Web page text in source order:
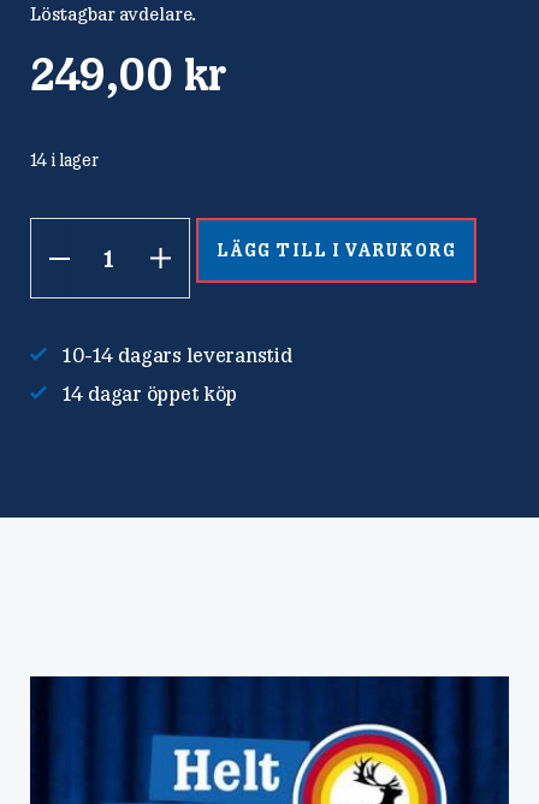
Löstagbar avdelare.
249,00 kr
14 i lager
Matlåda
i
stål
mängd
LÄGG TILL I VARUKORG
10-14 dagars leveranstid
14 dagar öppet köp